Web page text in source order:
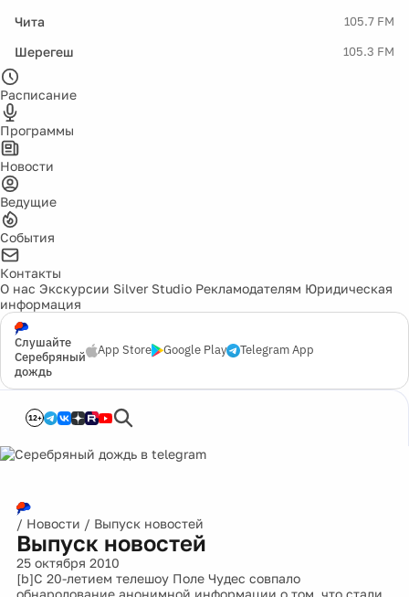
Чита 105.7 FM
Шерегеш 105.3 FM
Расписание
Программы
Новости
Ведущие
События
Контакты
О нас Экскурсии Silver Studio Рекламодателям Юридическая
информация
Слушайте
Серебряный
дождь
App Store Google Play Telegram App
12+
/ Новости / Выпуск новостей
Выпуск новостей
25 октября 2010
[b]С 20-летием телешоу Поле Чудес совпало